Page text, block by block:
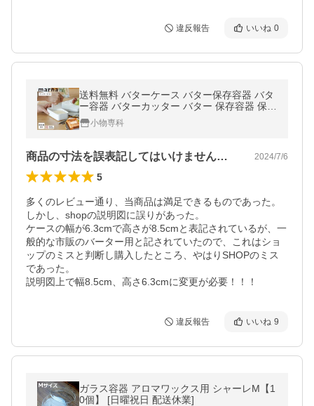
違反報告 いいね 0
送料無料 バターケース バター保存容器 バタ
ー容器 バターカッター バター 保存容器 保存
容器 ケース キッチングッズ キッチン用品 便
利 食洗機 マーナ 爆買
小物専科
商品の寸法を誤表記してはいけませんよ！ 2024/7/6
5
多くのレビュー通り、当商品は満足できるものであった。
しかし、shopの説明図に誤りがあった。
ケースの幅が6.3cmで高さが8.5cmと表記されているが、一
般的な市販のバーター用と記されていたので、これはショ
ップのミスと判断し購入したところ、やはりSHOPのミス
であった。
説明図上で幅8.5cm、高さ6.3cmに変更が必要！！！
違反報告 いいね 9
ガラス容器 アロマワックス用 シャーレM【1
0個】 [日曜祝日 配送休業]